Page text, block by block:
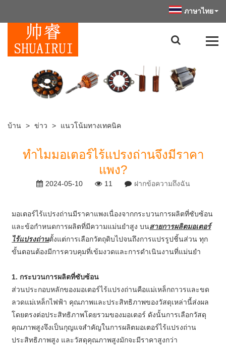
ภาษาไทย
บ้าน > ข่าว > แนวโน้มทางเทคนิค
ทำไมมอเตอร์ไร้แปรงถ่านจึงมีราคา
แพง?
2024-05-10 11 ฝากข้อความถึงฉัน
มอเตอร์ไร้แปรงถ่านมีราคาแพงเนื่องจากกระบวนการผลิตที่ซับซ้อน
และข้อกำหนดการผลิตที่มีความแม่นยำสูง บนสายการผลิตมอเตอร์
ไร้แปรงถ่านตั้งแต่การเลือกวัตถุดิบไปจนถึงการแปรรูปชิ้นส่วน ทุก
ขั้นตอนต้องมีการควบคุมที่เข้มงวดและการดำเนินงานที่แม่นยำ
1. กระบวนการผลิตที่ซับซ้อน
ส่วนประกอบหลักของมอเตอร์ไร้แปรงถ่านคือแม่เหล็กถาวรและขด
ลวดแม่เหล็กไฟฟ้า คุณภาพและประสิทธิภาพของวัสดุเหล่านี้ส่งผล
โดยตรงต่อประสิทธิภาพโดยรวมของมอเตอร์ ดังนั้นการเลือกวัสดุ
คุณภาพสูงจึงเป็นกุญแจสำคัญในการผลิตมอเตอร์ไร้แปรงถ่าน
ประสิทธิภาพสูง และวัสดุคุณภาพสูงมักจะมีราคาสูงกว่า